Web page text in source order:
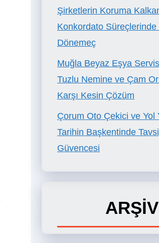
Şirketlerin Koruma
Konkordato
Dönemeç
Muğla Beyaz Eşya
Tuzlu Nemine ve Çam
Karşı Kesin Çözüm
Çorum Oto Çekici ve Yol
Tarihin Başkentinde
Güvencesi
ARŞİV